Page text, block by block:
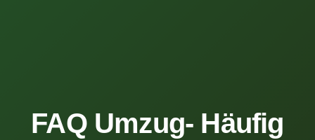
FAQ Umzug- Häufig